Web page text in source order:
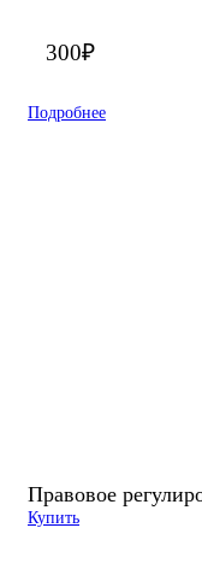
300₽
Подробнее
Правовое
Купить